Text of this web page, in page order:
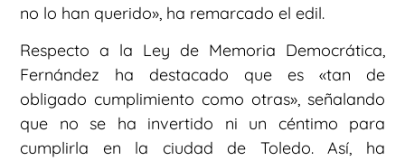
no lo han querido», ha remarcado el edil.
Respecto a la Ley de Memoria Democrática,
Fernández ha destacado que es «tan de
obligado cumplimiento como otras», señalando
que no se ha invertido ni un céntimo para
cumplirla en la ciudad de Toledo. Así, ha